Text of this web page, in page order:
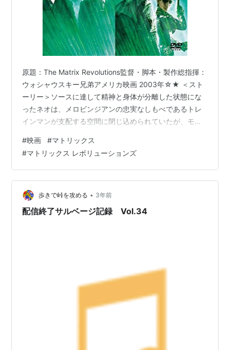
原題：The Matrix Revolutions監督・脚本・製作総指揮：
ウォシャウスキー兄弟アメリカ映画 2003年☆★ ＜スト
ーリー＞ソースに達して精神と身体が分離した状態にな
ったネオは、メロビンジアンの忠実なしもべであるトレ
インマンが支配する空間に閉じ込められていたが、モー
ビンジアンのアジトに乗り込み、ネオを解放させること
に成功する。センチネルの総攻撃が迫るザイオンを救う
ため、一行は急いでザイオンに戻らなければならない
が、そんな中、ネオはひとり機械の街（マシン・シティ
ー）に向かうことを決意する。 マトリックス３作目。２
とセットで作られたよ…
#映画 #マトリックス
#マトリックス レボリューションズ
歩きで峠を攻める • 3年前
配信終了サルベージ記録 Vol.34